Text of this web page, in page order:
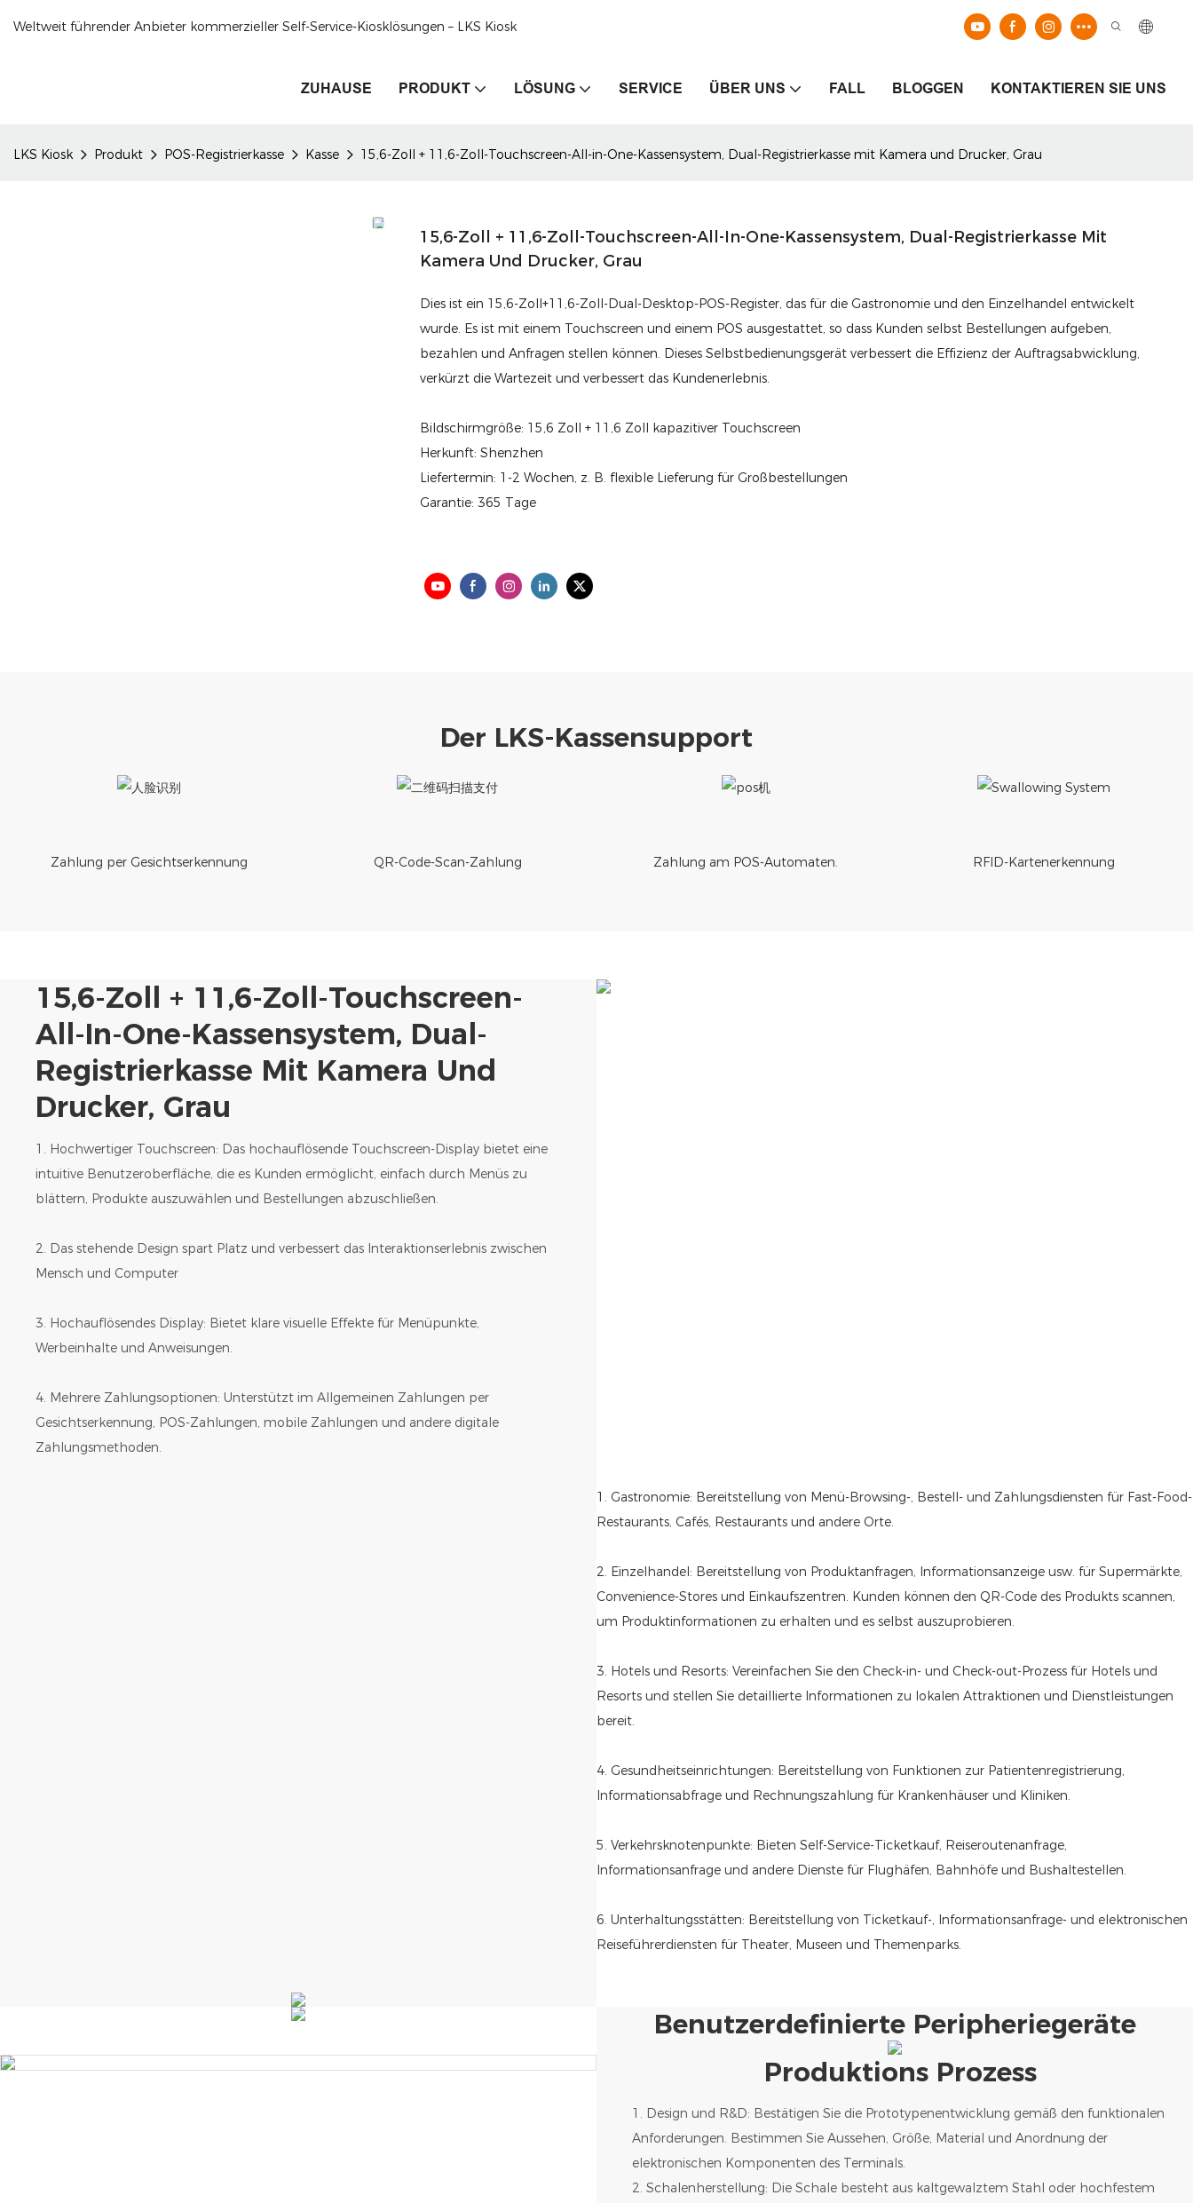
Weltweit führender Anbieter kommerzieller Self-Service-Kiosklösungen – LKS Kiosk
ZUHAUSE PRODUKT LÖSUNG SERVICE ÜBER UNS FALL BLOGGEN KONTAKTIEREN SIE UNS
LKS Kiosk Produkt POS-Registrierkasse Kasse 15,6-Zoll + 11,6-Zoll-Touchscreen-All-in-One-Kassensystem, Dual-Registrierkasse mit Kamera und Drucker, Grau
15,6-Zoll + 11,6-Zoll-Touchscreen-All-In-One-Kassensystem, Dual-Registrierkasse Mit
Kamera Und Drucker, Grau
Dies ist ein 15,6-Zoll+11,6-Zoll-Dual-Desktop-POS-Register, das für die Gastronomie und den Einzelhandel entwickelt
wurde. Es ist mit einem Touchscreen und einem POS ausgestattet, so dass Kunden selbst Bestellungen aufgeben,
bezahlen und Anfragen stellen können. Dieses Selbstbedienungsgerät verbessert die Effizienz der Auftragsabwicklung,
verkürzt die Wartezeit und verbessert das Kundenerlebnis.
Bildschirmgröße: 15,6 Zoll + 11,6 Zoll kapazitiver Touchscreen
Herkunft: Shenzhen
Liefertermin: 1-2 Wochen, z. B. flexible Lieferung für Großbestellungen
Garantie: 365 Tage
Der LKS-Kassensupport
Zahlung per Gesichtserkennung QR-Code-Scan-Zahlung Zahlung am POS-Automaten. RFID-Kartenerkennung
15,6-Zoll + 11,6-Zoll-Touchscreen-
All-In-One-Kassensystem, Dual-
Registrierkasse Mit Kamera Und
Drucker, Grau
1. Hochwertiger Touchscreen: Das hochauflösende Touchscreen-Display bietet eine
intuitive Benutzeroberfläche, die es Kunden ermöglicht, einfach durch Menüs zu
blättern, Produkte auszuwählen und Bestellungen abzuschließen.
2. Das stehende Design spart Platz und verbessert das Interaktionserlebnis zwischen
Mensch und Computer
3. Hochauflösendes Display: Bietet klare visuelle Effekte für Menüpunkte,
Werbeinhalte und Anweisungen.
4. Mehrere Zahlungsoptionen: Unterstützt im Allgemeinen Zahlungen per
Gesichtserkennung, POS-Zahlungen, mobile Zahlungen und andere digitale
Zahlungsmethoden.
1. Gastronomie: Bereitstellung von Menü-Browsing-, Bestell- und Zahlungsdiensten für Fast-Food-
Restaurants, Cafés, Restaurants und andere Orte.
2. Einzelhandel: Bereitstellung von Produktanfragen, Informationsanzeige usw. für Supermärkte,
Convenience-Stores und Einkaufszentren. Kunden können den QR-Code des Produkts scannen,
um Produktinformationen zu erhalten und es selbst auszuprobieren.
3. Hotels und Resorts: Vereinfachen Sie den Check-in- und Check-out-Prozess für Hotels und
Resorts und stellen Sie detaillierte Informationen zu lokalen Attraktionen und Dienstleistungen
bereit.
4. Gesundheitseinrichtungen: Bereitstellung von Funktionen zur Patientenregistrierung,
Informationsabfrage und Rechnungszahlung für Krankenhäuser und Kliniken.
5. Verkehrsknotenpunkte: Bieten Self-Service-Ticketkauf, Reiseroutenanfrage,
Informationsanfrage und andere Dienste für Flughäfen, Bahnhöfe und Bushaltestellen.
6. Unterhaltungsstätten: Bereitstellung von Ticketkauf-, Informationsanfrage- und elektronischen
Reiseführerdiensten für Theater, Museen und Themenparks.
Benutzerdefinierte Peripheriegeräte
Produktions Prozess
1. Design und R&D: Bestätigen Sie die Prototypenentwicklung gemäß den funktionalen
Anforderungen. Bestimmen Sie Aussehen, Größe, Material und Anordnung der
elektronischen Komponenten des Terminals.
2. Schalenherstellung: Die Schale besteht aus kaltgewalztem Stahl oder hochfestem